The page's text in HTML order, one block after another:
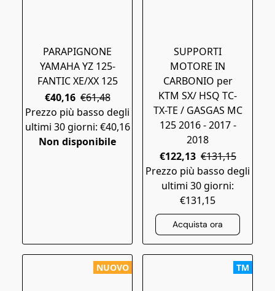
PARAPIGNONE
YAMAHA YZ 125-
FANTIC XE/XX 125
€40,16 €61,48
Prezzo più basso degli
ultimi 30 giorni: €40,16
Non disponibile
SUPPORTI
MOTORE IN
CARBONIO per
KTM SX/ HSQ TC-
TX-TE / GASGAS MC
125 2016 - 2017 -
2018
€122,13 €131,15
Prezzo più basso degli
ultimi 30 giorni:
€131,15
Acquista ora
NUOVO TM